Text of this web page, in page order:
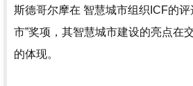
斯德哥尔摩在 智慧城市组织ICF的评
市”奖项，其智慧城市建设的亮点在
的体现。